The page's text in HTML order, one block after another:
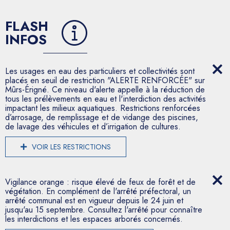
FLASH
INFOS
Les usages en eau des particuliers et collectivités sont
placés en seuil de restriction "ALERTE RENFORCÉE" sur
Mûrs-Érigné. Ce niveau d'alerte appelle à la réduction de
tous les prélèvements en eau et l'interdiction des activités
impactant les milieux aquatiques. Restrictions renforcées
d’arrosage, de remplissage et de vidange des piscines,
de lavage des véhicules et d’irrigation de cultures.
VOIR LES RESTRICTIONS
Vigilance orange : risque élevé de feux de forêt et de
végétation. En complément de l'arrêté préfectoral, un
arrêté communal est en vigueur depuis le 24 juin et
jusqu'au 15 septembre. Consultez l'arrêté pour connaître
les interdictions et les espaces arborés concernés.